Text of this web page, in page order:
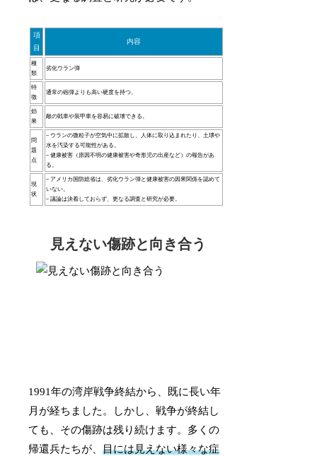
項
目
内容
種
類
劣化ウラン弾
特
徴
通常の砲弾よりも高い硬度を持つ。
効
果
敵の戦車や装甲車を容易に破壊できる。
問
題
点
– ウランの微粒子が空気中に拡散し、人体に取り込まれたり、土壌や
水を汚染する可能性がある。
– 健康被害（原因不明の健康被害や奇形児の出産など）の報告があ
る。
現
状
– アメリカ国防総省は、劣化ウラン弾と健康被害の因果関係を認めて
いない。
– 議論は決着しておらず、更なる調査と研究が必要。
見えない傷跡と向き合う
1991年の湾岸戦争終結から、既に長い年
月が経ちました。しかし、戦争が終結し
ても、その傷跡は残り続けます。多くの
帰還兵たちが、目には見えない様々な症